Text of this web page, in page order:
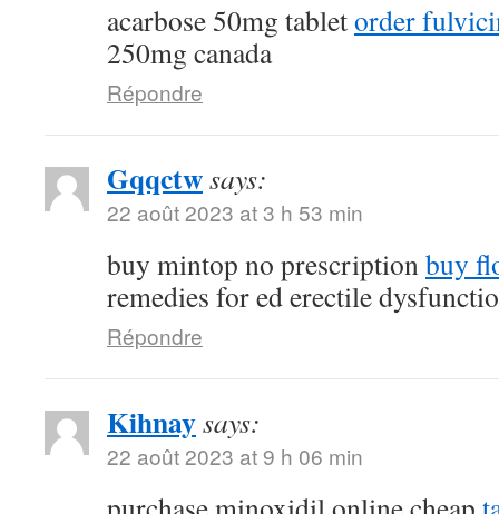
acarbose 50mg tabletorder
250mg canada
Répondre
Gqqctwsays:
22 août 2023 at 3 h 53 min
buy mintop no prescriptionbuy
remedies for ed erectile
Répondre
Kihnaysays:
22 août 2023 at 9 h 06 min